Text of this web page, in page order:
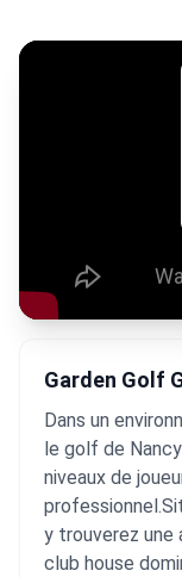
Garden Golf
Dans un
le golf de
niveaux de
y trouverez une
club house